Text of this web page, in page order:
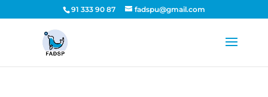
91 333 90 87 fadspu@gmail.com